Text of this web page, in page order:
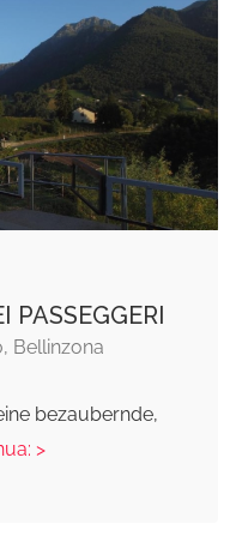
PASSEGGERI
Bellinzona
bezaubernde,
>